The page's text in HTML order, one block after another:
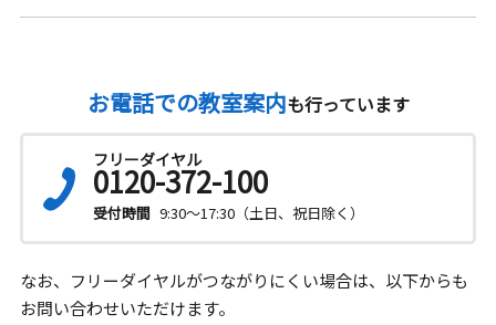
お電話での教室案内も行っています
フリーダイヤル
0120-372-100
受付時間 9:30～17:30（土日、祝日除く）
なお、フリーダイヤルがつながりにくい場合は、以下からも
お問い合わせいただけます。